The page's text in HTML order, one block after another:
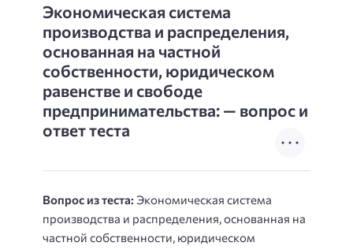
Экономическая система
производства и распределения,
основанная на частной
собственности, юридическом
равенстве и свободе
предпринимательства: — вопрос и
ответ теста
Вопрос из теста: Экономическая система
производства и распределения, основанная на
частной собственности, юридическом